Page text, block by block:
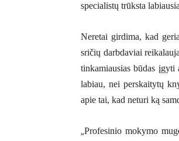
specialistų trūksta
Neretai girdima, kad
sričių darbdaviai
tinkamiausias būdas
labiau, nei perskaitytų
apie tai, kad neturi ką
„Profesinio mokymo